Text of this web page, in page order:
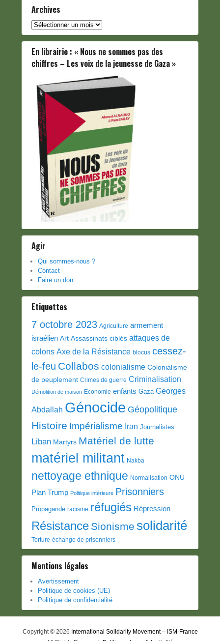
Archives
Archives
En librairie : « Nous ne sommes pas des
chiffres – Les voix de la jeunesse de Gaza »
Agir
Qui sommes-nous ?
Contact
Faire un don
Etiquettes
7 octobre 2023 Agriculture armement
israélien Art Assassinats ciblés attaques de
colons Axe de la Résistance blocus cessez-
le-feu Collabos colonialisme Colonialisme
de peuplement Crimes de guerre Criminalisation
Démolition de maison Economie enfants Gaza Georges
Abdallah Génocide Géopolitique
Histoire Impérialisme Iran Journalistes
Liban Martyrs Matériel de lutte
matériel militant Nakba
nettoyage ethnique Normalisation ONU
Plan Trump Politique intérieure Prisonniers
Propagande racisme réfugiés Répression
Résistance Sionisme solidarité
Torture échange de prisonniers
Mentions légales
Avertissement
Politique de cookies (UE)
Politique de confidentialité
Copyright © 2026 International Solidarity Movement – ISM-France